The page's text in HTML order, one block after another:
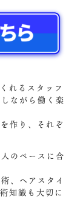
れるスタッフ
ながら働く楽
作り、それぞ
のペースに合
、ヘアスタイ
知識も大切に